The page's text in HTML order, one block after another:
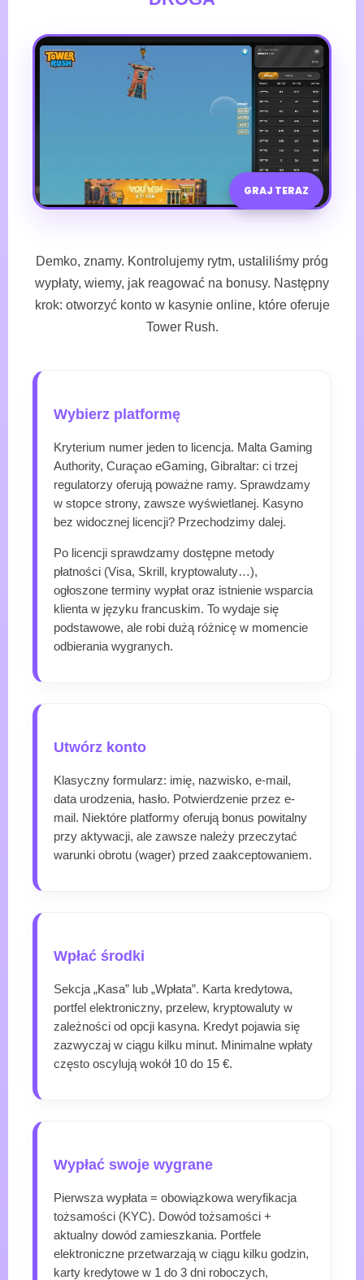
GRAJ TERAZ
Demko, znamy. Kontrolujemy rytm, ustaliliśmy próg
wypłaty, wiemy, jak reagować na bonusy. Następny
krok: otworzyć konto w kasynie online, które oferuje
Tower Rush.
Wybierz platformę
Kryterium numer jeden to licencja. Malta Gaming
Authority, Curaçao eGaming, Gibraltar: ci trzej
regulatorzy oferują poważne ramy. Sprawdzamy
w stopce strony, zawsze wyświetlanej. Kasyno
bez widocznej licencji? Przechodzimy dalej.
Po licencji sprawdzamy dostępne metody
płatności (Visa, Skrill, kryptowaluty…),
ogłoszone terminy wypłat oraz istnienie wsparcia
klienta w języku francuskim. To wydaje się
podstawowe, ale robi dużą różnicę w momencie
odbierania wygranych.
Utwórz konto
Klasyczny formularz: imię, nazwisko, e-mail,
data urodzenia, hasło. Potwierdzenie przez e-
mail. Niektóre platformy oferują bonus powitalny
przy aktywacji, ale zawsze należy przeczytać
warunki obrotu (wager) przed zaakceptowaniem.
Wpłać środki
Sekcja „Kasa” lub „Wpłata”. Karta kredytowa,
portfel elektroniczny, przelew, kryptowaluty w
zależności od opcji kasyna. Kredyt pojawia się
zazwyczaj w ciągu kilku minut. Minimalne wpłaty
często oscylują wokół 10 do 15 €.
Wypłać swoje wygrane
Pierwsza wypłata = obowiązkowa weryfikacja
tożsamości (KYC). Dowód tożsamości +
aktualny dowód zamieszkania. Portfele
elektroniczne przetwarzają w ciągu kilku godzin,
karty kredytowe w 1 do 3 dni roboczych,